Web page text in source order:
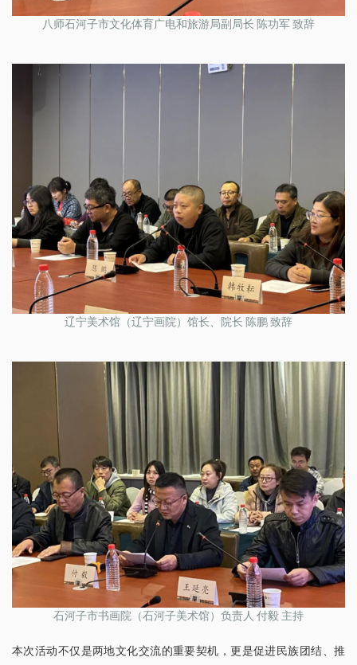
八师石河子市文化体育广电和旅游局副局长 陈功军 致辞
辽宁美术馆（辽宁画院）馆长、院长 陈鹏 致辞
石河子市书画院（石河子美术馆）负责人 付毅 主持
本次活动不仅是两地文化交流的重要契机，更是促进民族团结、推